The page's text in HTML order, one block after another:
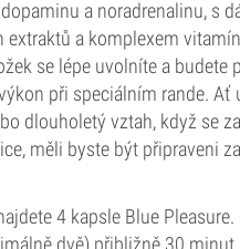
a noradrenalinu, s
extraktů a komplexem
se lépe uvolníte a budete
při speciálním rande. Ať
dlouholetý vztah, když se
měli byste být připraveni
4 kapsle Blue Pleasure.
dvě) přibližně 30 minut